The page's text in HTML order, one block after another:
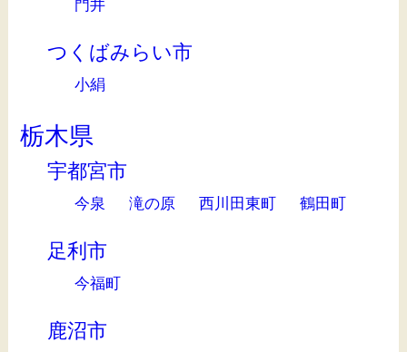
門井
つくばみらい市
小絹
栃木県
宇都宮市
今泉 滝の原 西川田東町 鶴田町
足利市
今福町
鹿沼市